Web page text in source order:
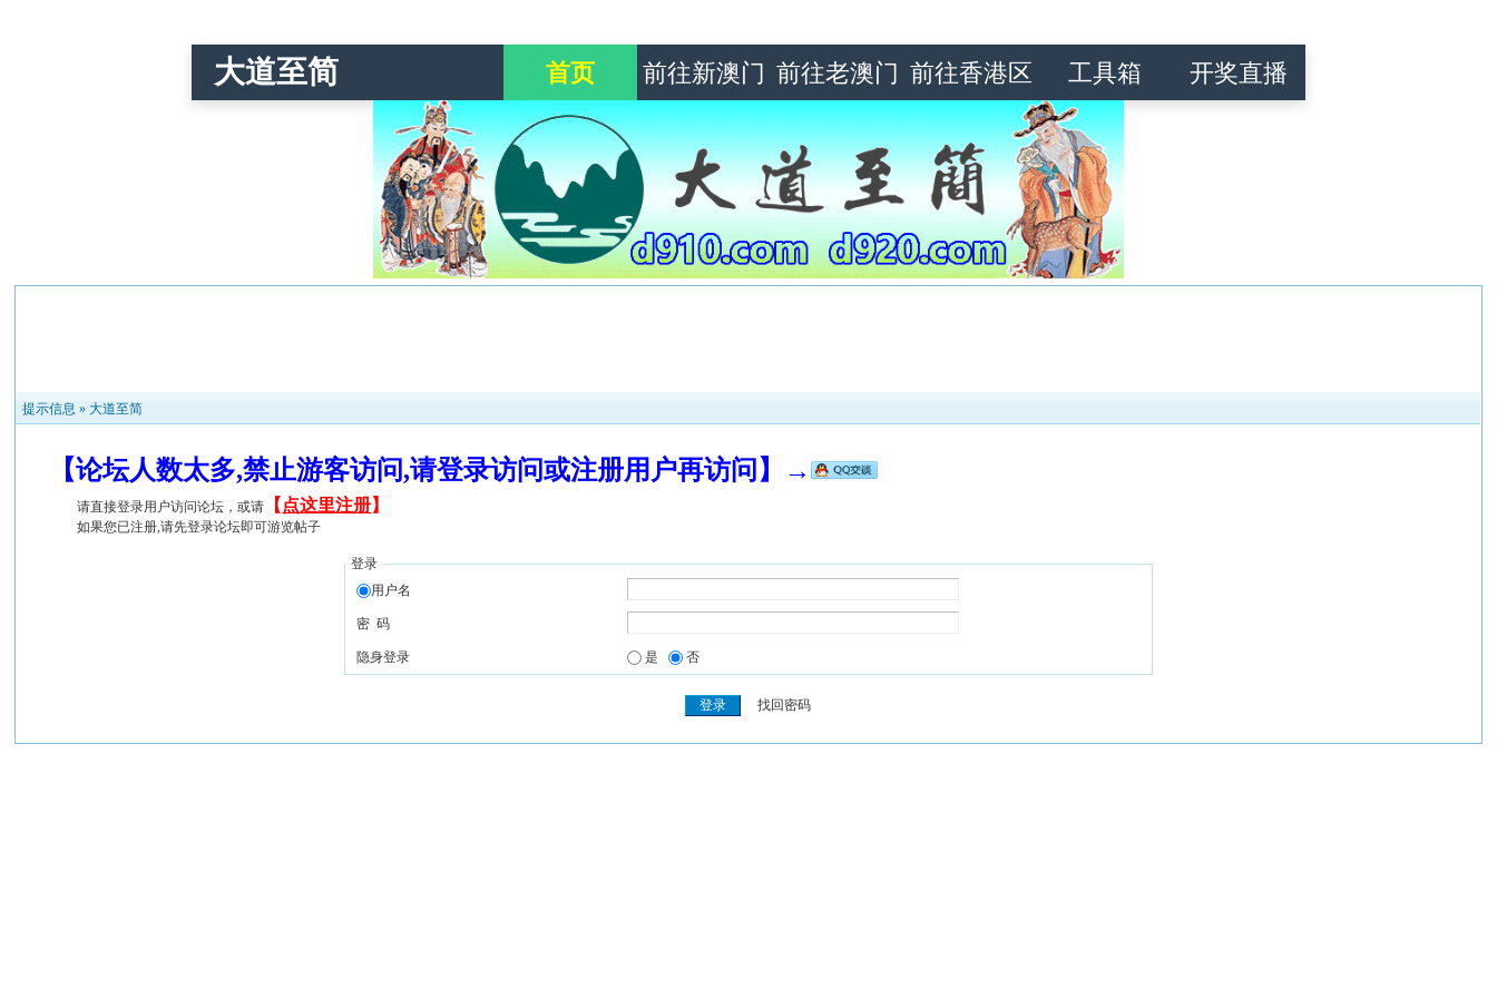
大道至简 首页 前往新澳门 前往老澳门 前往香港区 工具箱 开奖直播
提示信息 » 大道至简
【论坛人数太多,禁止游客访问,请登录访问或注册用户再访问】→
请直接登录用户访问论坛，或请 【 点这里注册】
如果您已注册,请先登录论坛即可游览帖子
登录
用户名
密 码
隐身登录 是 否
找回密码